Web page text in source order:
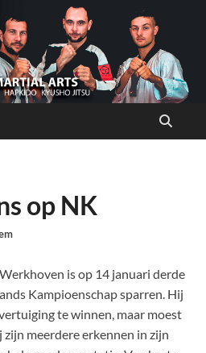
op NK
is op 14 januari derde
Kampioenschap sparren. Hij
te winnen, maar moest
meerdere erkennen in zijn